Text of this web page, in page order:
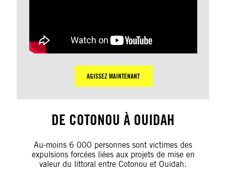
AGISSEZ MAINTENANT
DE COTONOU À OUIDAH
Au-moins 6 000 personnes sont victimes des
expulsions forcées liées aux projets de mise en
valeur du littoral entre Cotonou et Ouidah.